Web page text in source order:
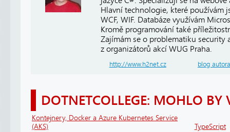
Hlavní technologie, které používám
WCF, WIF. Databáze využívám
Kromě programování také
Zajímám se o problematiku security
z organizátorů akcí WUG Praha.
http://www.h2net.cz blog autora
DOTNETCOLLEGE: MOHLO BY
Kontejnery, Docker a Azure Kubernetes Service
(AKS)
TypeScript